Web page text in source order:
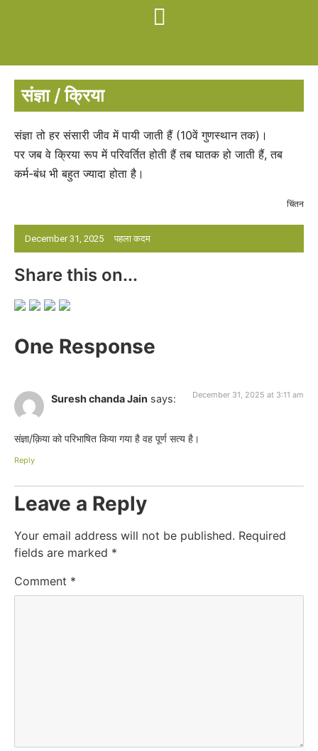
संज्ञा / क्रिया
December 31, 2025 पहला कदम
संज्ञा तो हर संसारी जीव में पायी जाती हैं (10वें गुणस्थान तक)।
पर जब वे क्रिया रूप में परिवर्तित होती हैं तब घातक हो जाती हैं, तब
कर्म-बंध भी बहुत ज्यादा होता है।
चिंतन
Share this on...
One Response
Suresh chanda Jain says: December 31, 2025 at 3:11 am
संज्ञा/क़िया को परिभाषित किया गया है वह पूर्ण सत्य है।
Reply
Leave a Reply
Your email address will not be published. Required
fields are marked *
Comment *